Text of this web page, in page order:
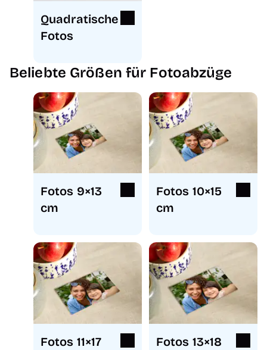
Quadratische
Fotos
Beliebte Größen für Fotoabzüge
Fotos 9×13
cm
Fotos 10×15
cm
Fotos 11×17
Fotos 13×18